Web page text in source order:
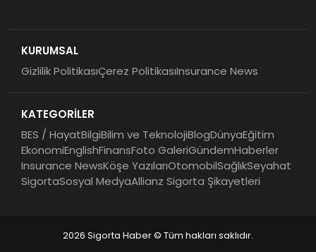
KURUMSAL
Gizlilik PolitikasıÇerez PolitikasıInsurance News
KATEGORİLER
BES / HayatBilgiBilim ve TeknolojiBlogDünyaEğitim
EkonomiEnglishFinansFoto GaleriGündemHaberler
Insurance NewsKöşe YazılarıOtomobilSağlıkSeyahat
SigortaSosyal MedyaAllianz Sigorta Şikayetleri
2026 Sigorta Haber © Tüm hakları saklıdır.